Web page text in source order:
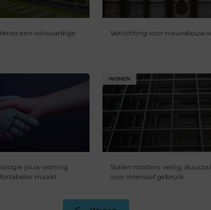
een volwaardige
Verlichting voor nieuwbouw
jouw woning
maakt
WONEN
Stalen roosters: veilig,
voor intensief gebruik